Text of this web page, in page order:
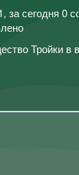
за сегодня 0
Тройки в